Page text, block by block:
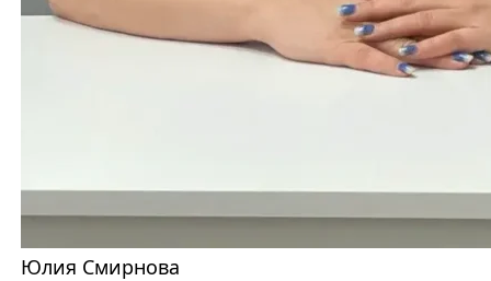
Юлия Смирнова